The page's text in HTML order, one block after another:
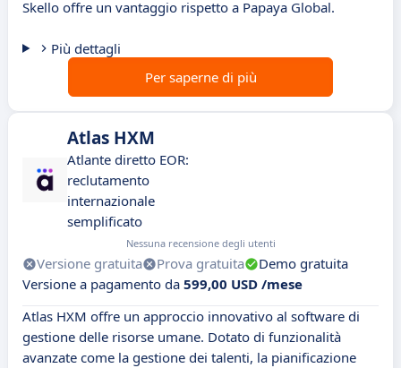
Skello offre un vantaggio rispetto a Papaya Global.
Più dettagli
Per saperne di più
Atlas HXM
Atlante diretto EOR:
reclutamento
internazionale
semplificato
Nessuna recensione degli utenti
Versione gratuita Prova gratuita
Demo gratuita
Versione a pagamento da 599,00 USD /mese
Atlas HXM offre un approccio innovativo al software di
gestione delle risorse umane. Dotato di funzionalità
avanzate come la gestione dei talenti, la pianificazione